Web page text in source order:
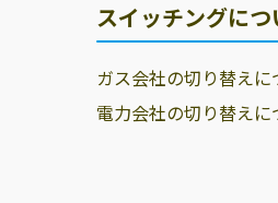
スイッチングにつ
ガス会社の切り替えに
電力会社の切り替えに